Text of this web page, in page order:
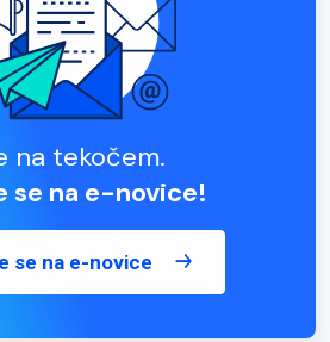
na tekočem.
se na e-novice!
se na e-novice